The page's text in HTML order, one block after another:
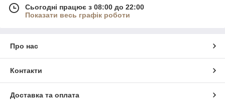
Сьогодні працює з 08:00 до 22:00
Показати весь графік роботи
Про нас
Контакти
Доставка та оплата